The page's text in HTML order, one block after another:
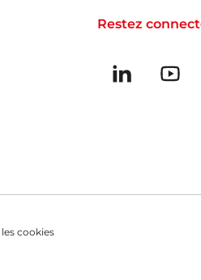
Restez
Suivez-
cookies